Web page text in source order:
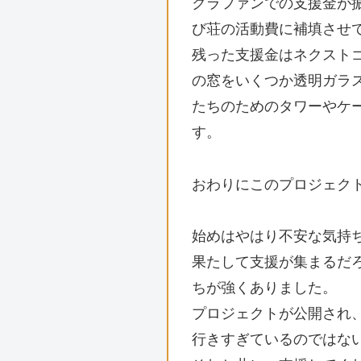
クラファンでの支援金が
び荘の活動費に補填させ
残った支援金はネクスト
の窓をいくつか透明ガラ
たちのためのタワーやケ
す。
おわりにこのプロジェク
始めはやはり不安な気持
果たして支援が集まるだ
ちが強くありました。
プロジェクトが公開され
行きすぎているのではな